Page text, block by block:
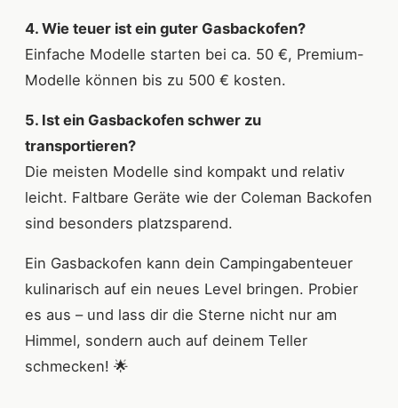
4. Wie teuer ist ein guter Gasbackofen?
Einfache Modelle starten bei ca. 50 €, Premium-
Modelle können bis zu 500 € kosten.
5. Ist ein Gasbackofen schwer zu
transportieren?
Die meisten Modelle sind kompakt und relativ
leicht. Faltbare Geräte wie der Coleman Backofen
sind besonders platzsparend.
Ein Gasbackofen kann dein Campingabenteuer
kulinarisch auf ein neues Level bringen. Probier
es aus – und lass dir die Sterne nicht nur am
Himmel, sondern auch auf deinem Teller
schmecken! 🌟